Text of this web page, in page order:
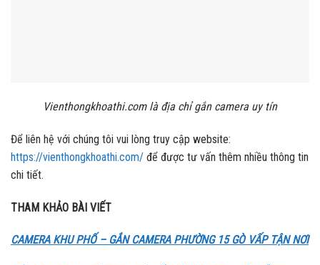
Vienthongkhoathi.com là địa chỉ gắn camera uy tín
Để liên hệ với chúng tôi vui lòng truy cập website:
https://vienthongkhoathi.com/ để được tư vấn thêm nhiều thông tin
chi tiết.
THAM KHẢO BÀI VIẾT
CAMERA KHU PHỐ – GẮN CAMERA PHƯỜNG 15 GÒ VẤP TẬN NƠI